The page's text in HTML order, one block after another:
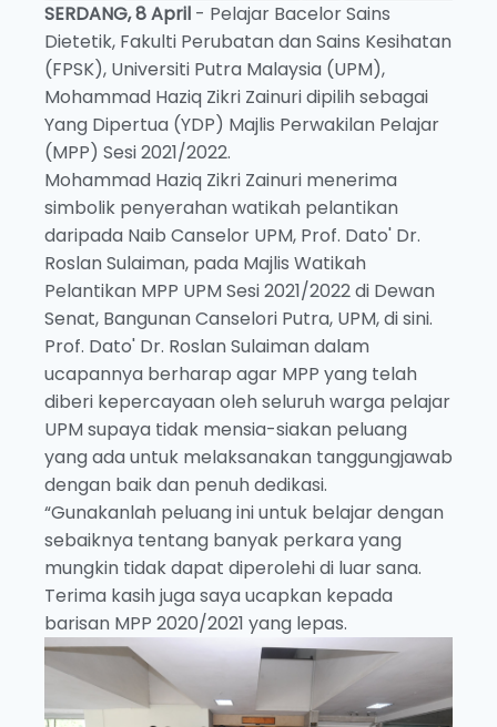
SERDANG, 8 April - Pelajar Bacelor Sains
Dietetik, Fakulti Perubatan dan Sains Kesihatan
(FPSK), Universiti Putra Malaysia (UPM),
Mohammad Haziq Zikri Zainuri dipilih sebagai
Yang Dipertua (YDP) Majlis Perwakilan Pelajar
(MPP) Sesi 2021/2022.
Mohammad Haziq Zikri Zainuri menerima
simbolik penyerahan watikah pelantikan
daripada Naib Canselor UPM, Prof. Dato' Dr.
Roslan Sulaiman, pada Majlis Watikah
Pelantikan MPP UPM Sesi 2021/2022 di Dewan
Senat, Bangunan Canselori Putra, UPM, di sini.
Prof. Dato' Dr. Roslan Sulaiman dalam
ucapannya berharap agar MPP yang telah
diberi kepercayaan oleh seluruh warga pelajar
UPM supaya tidak mensia-siakan peluang
yang ada untuk melaksanakan tanggungjawab
dengan baik dan penuh dedikasi.
“Gunakanlah peluang ini untuk belajar dengan
sebaiknya tentang banyak perkara yang
mungkin tidak dapat diperolehi di luar sana.
Terima kasih juga saya ucapkan kepada
barisan MPP 2020/2021 yang lepas.